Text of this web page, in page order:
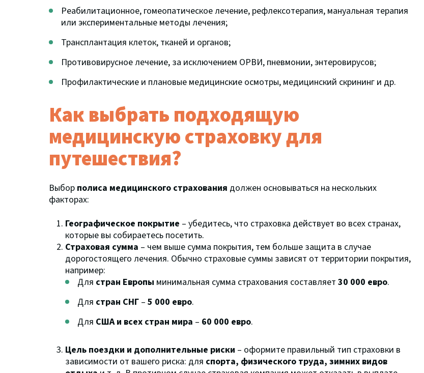
Реабилитационное, гомеопатическое лечение, рефлексотерапия, мануальная терапия
или экспериментальные методы лечения;
Трансплантация клеток, тканей и органов;
Противовирусное лечение, за исключением ОРВИ, пневмонии, энтеровирусов;
Профилактические и плановые медицинские осмотры, медицинский скрининг и др.
Как выбрать подходящую
медицинскую страховку для
путешествия?
Выбор полиса медицинского страхования должен основываться на нескольких
факторах:
Географическое покрытие – убедитесь, что страховка действует во всех странах,
которые вы собираетесь посетить.
Страховая сумма – чем выше сумма покрытия, тем больше защита в случае
дорогостоящего лечения. Обычно страховые суммы зависят от территории покрытия,
например:
Для стран Европы минимальная сумма страхования составляет 30 000 евро.
Для стран СНГ – 5 000 евро.
Для США и всех стран мира – 60 000 евро.
Цель поездки и дополнительные риски – оформите правильный тип страховки в
зависимости от вашего риска: для спорта, физического труда, зимних видов